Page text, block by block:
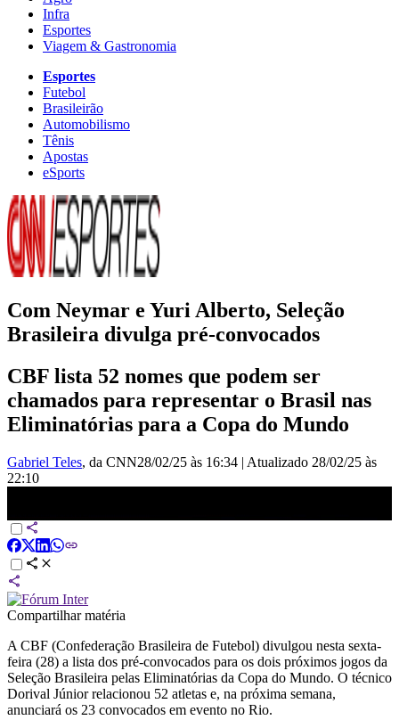
Infra
Esportes
Viagem & Gastronomia
Esportes
Futebol
Brasileirão
Automobilismo
Tênis
Apostas
eSports
Com Neymar e Yuri Alberto, Seleção
Brasileira divulga pré-convocados
CBF lista 52 nomes que podem ser
chamados para representar o Brasil nas
Eliminatórias para a Copa do Mundo
Gabriel Teles, da CNN28/02/25 às 16:34 | Atualizado 28/02/25 às
22:10
Compartilhar matéria
A CBF (Confederação Brasileira de Futebol) divulgou nesta sexta-
feira (28) a lista dos pré-convocados para os dois próximos jogos da
Seleção Brasileira pelas Eliminatórias da Copa do Mundo. O técnico
Dorival Júnior relacionou 52 atletas e, na próxima semana,
anunciará os 23 convocados em evento no Rio.